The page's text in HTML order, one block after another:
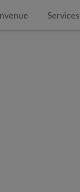
Services